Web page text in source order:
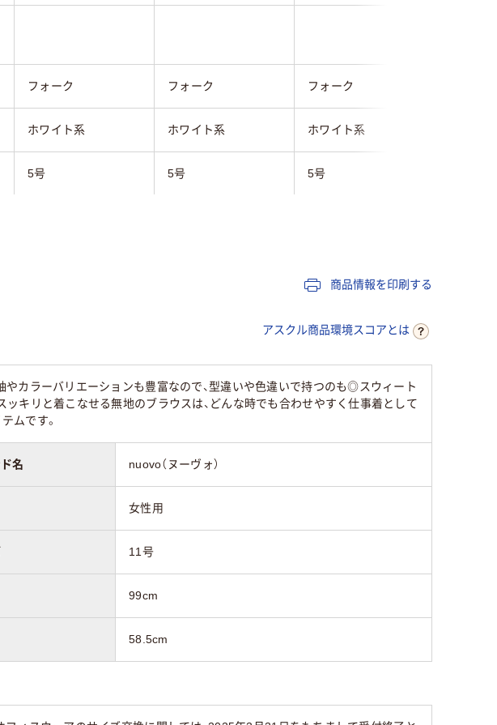
フォーク フォーク フォーク
ホワイト系 ホワイト系 ホワイト系
5号 5号 5号
商品情報を印刷する
アスクル商品環境スコアとは
カラーバリエーションも豊富なので、型違いや色違いで持つのも◎スウィート
ッキリと着こなせる無地のブラウスは、どんな時でも合わせやすく仕事着として
ムです。
名 nuovo（ヌーヴォ）
女性用
11号
99cm
58.5cm